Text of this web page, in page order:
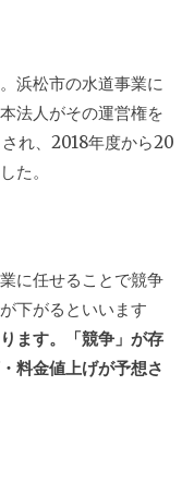
浜松市の水道事業に
法人がその運営権を
れ、2018年度から20
た。
に任せることで競争
下がるといいます
ます。「競争」が存
料金値上げが予想さ